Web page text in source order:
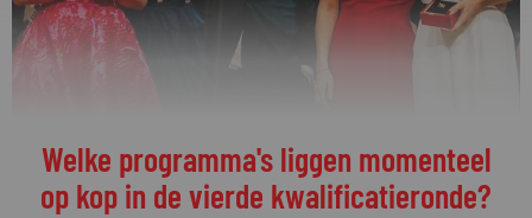
Welke programma's liggen momenteel
op kop in de vierde kwalificatieronde?